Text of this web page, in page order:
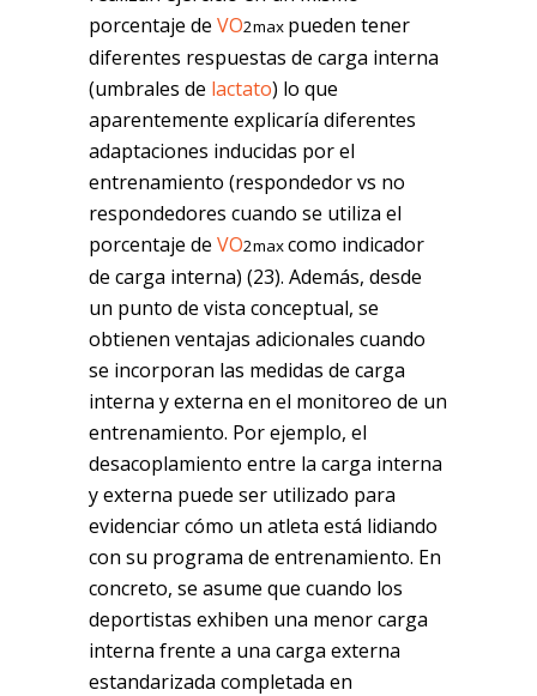
porcentaje de VO2max pueden tener
diferentes respuestas de carga interna
(umbrales de lactato) lo que
aparentemente explicaría diferentes
adaptaciones inducidas por el
entrenamiento (respondedor vs no
respondedores cuando se utiliza el
porcentaje de VO2maxcomo indicador
de carga interna) (23). Además, desde
un punto de vista conceptual, se
obtienen ventajas adicionales cuando
se incorporan las medidas de carga
interna y externa en el monitoreo de un
entrenamiento. Por ejemplo, el
desacoplamiento entre la carga interna
y externa puede ser utilizado para
evidenciar cómo un atleta está lidiando
con su programa de entrenamiento. En
concreto, se asume que cuando los
deportistas exhiben una menor carga
interna frente a una carga externa
estandarizada completada en